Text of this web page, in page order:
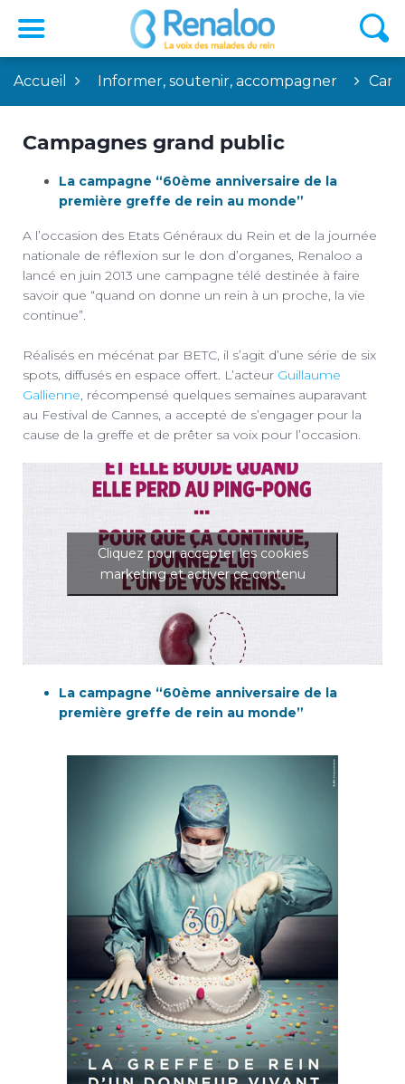
Accueil Informer, soutenir, accompagner
Campagnes grand public
La campagne “60ème anniversaire de la
première greffe de rein au monde”
A l’occasion des Etats Généraux du Rein et de la journée
nationale de réflexion sur le don d’organes, Renaloo a
lancé en juin 2013 une campagne télé destinée à faire
savoir que “quand on donne un rein à un proche, la vie
continue”.
Réalisés en mécénat par BETC, il s’agit d’une série de six
spots, diffusés en espace offert. L’acteur Guillaume
Gallienne, récompensé quelques semaines auparavant
au Festival de Cannes, a accepté de s’engager pour la
cause de la greffe et de prêter sa voix pour l’occasion.
Cliquez pour accepter les cookies
marketing et activer ce contenu
La campagne “60ème anniversaire de la
première greffe de rein au monde”